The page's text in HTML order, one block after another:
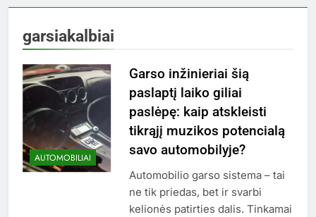
garsiakalbiai
AUTOMOBILIAI
Garso inžinieriai šią
paslaptį laiko giliai
paslėpę: kaip atskleisti
tikrąjį muzikos potencialą
savo automobilyje?
Automobilio garso sistema – tai
ne tik priedas, bet ir svarbi
kelionės patirties dalis. Tinkamai